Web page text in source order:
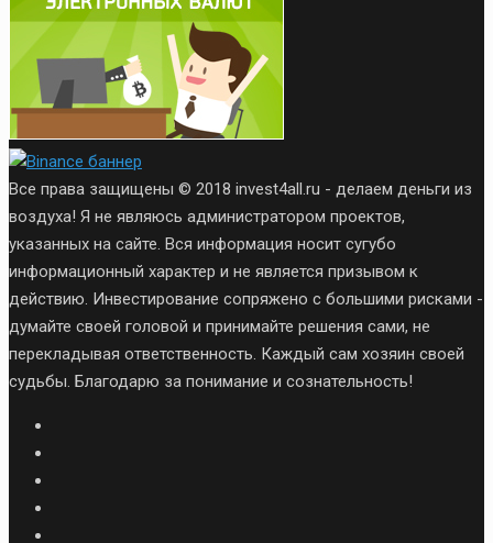
Все права защищены © 2018 invest4all.ru - делаем деньги из
воздуха! Я не являюсь администратором проектов,
указанных на сайте. Вся информация носит сугубо
информационный характер и не является призывом к
действию. Инвестирование сопряжено с большими рисками -
думайте своей головой и принимайте решения сами, не
перекладывая ответственность. Каждый сам хозяин своей
судьбы. Благодарю за понимание и сознательность!